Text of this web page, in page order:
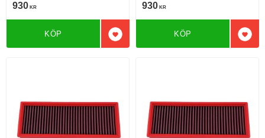
930 KR
Lägg till i favoriter
KÖP
930 KR
KÖP